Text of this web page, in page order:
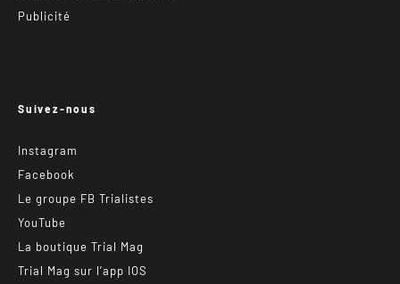
Publicité
Suivez-nous
Instagram
Facebook
Le groupe FB Trialistes
YouTube
La boutique Trial Mag
Trial Mag sur l’app IOS